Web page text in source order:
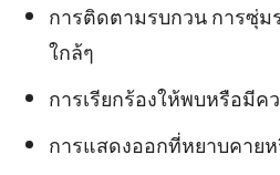
การติดตามรบกวน การซุ่ม
ใกล้ๆ
การเรียกร้องให้พบหรือมี
การแสดงออกที่หยาบคาย